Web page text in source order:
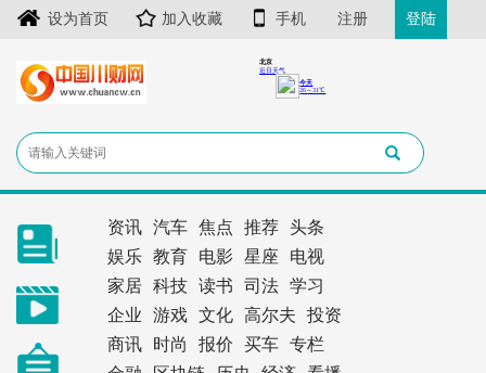
设为首页 加入收藏 手机 注册 登陆
资讯 汽车 焦点 推荐
头条
娱乐
教育 电影 星座
电视
家居
科技 读书 司法
学习
企业
游戏 文化 高尔夫
投资
商讯
时尚 报价 买车
专栏